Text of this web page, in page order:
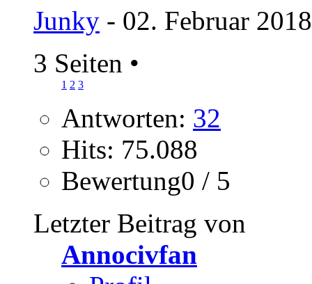
Junky - 02. Februar
3 Seiten •
1 2 3
Antworten: 32
Hits: 75.088
Bewertung0 / 5
Letzter Beitrag von
Annocivfan